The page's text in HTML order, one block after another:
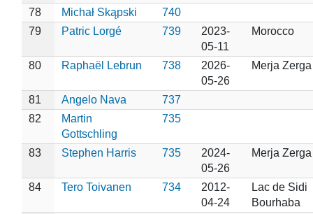
78
Michał Skąpski
740
79
Patric Lorgé 739
2023-
05-11
Morocco
80 Raphaël Lebrun 738
2026-
05-26
Merja Zerga
81 Angelo Nava
737
82
Martin
Gottschling
735
83 Stephen Harris 735
2024-
05-26
Merja Zerga
84 Tero Toivanen 734
2012-
04-24
Lac de Sidi
Bourhaba